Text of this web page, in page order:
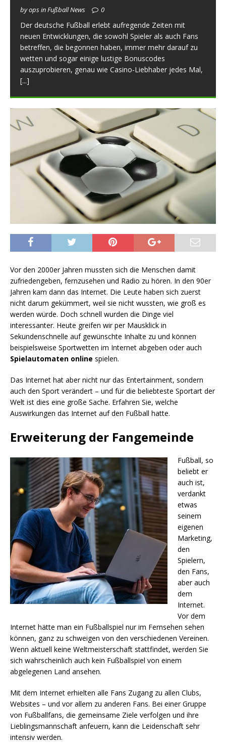
by ops in Fußball News 0
Der deutsche Fußball erlebt aufregende Zeiten mit
neuen Entwicklungen, die sowohl Spieler als auch Fans
betreffen, die begonnen haben, immer mehr darauf zu
wetten und sogar einige lustige Bonuscodes
auszuprobieren, genau wie Casino-Liebhaber jedes Mal,
[...]
Vor den 2000er Jahren mussten sich die Menschen damit
zufriedengeben, fernzusehen und Radio zu hören. In den 90er
Jahren kam dann das Internet. Die Leute haben sich zuerst
nicht darum gekümmert, weil sie nicht wussten, wie groß es
werden würde. Doch schnell wurden die Dinge viel
interessanter. Heute greifen wir per Mausklick in
Sekundenschnelle auf gewünschte Inhalte zu und können
beispielsweise Sportwetten im Internet abgeben oder auch
Spielautomaten online spielen.
Das Internet hat aber nicht nur das Entertainment, sondern
auch den Sport verändert – und für die beliebteste Sportart der
Welt ist dies eine große Sache. Erfahren Sie, welche
Auswirkungen das Internet auf den Fußball hatte.
Erweiterung der Fangemeinde
Fußball, so
beliebt er
auch ist,
verdankt
etwas
seinem
eigenen
Marketing,
den
Spielern,
den Fans,
aber auch
dem
Internet.
Vor dem
Internet hätte man ein Fußballspiel nur im Fernsehen sehen
können, ganz zu schweigen von den verschiedenen Vereinen.
Wenn aktuell keine Weltmeisterschaft stattfindet, werden Sie
sich wahrscheinlich auch kein Fußballspiel von einem
abgelegenen Land ansehen.
Mit dem Internet erhielten alle Fans Zugang zu allen Clubs,
Websites – und vor allem zu anderen Fans. Bei einer Gruppe
von Fußballfans, die gemeinsame Ziele verfolgen und ihre
Lieblingsmannschaft anfeuern, kann die Leidenschaft sehr
intensiv werden.